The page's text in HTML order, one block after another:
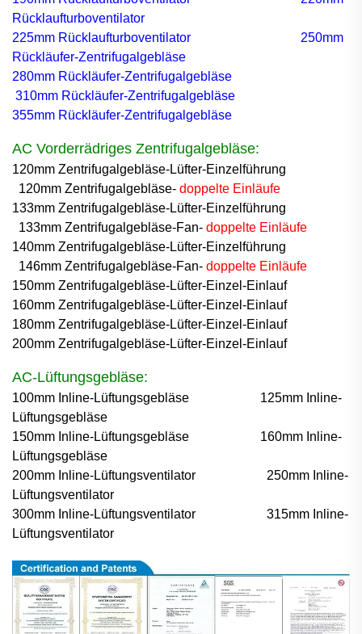
Rücklaufturboventilator
225mm Rücklaufturboventilator
250mm
Rückläufer-Zentrifugalgebläse
280mm Rückläufer-Zentrifugalgebläse
310mm Rückläufer-Zentrifugalgebläse
355mm Rückläufer-Zentrifugalgebläse
AC Vorderrädriges Zentrifugalgebläse:
120mm Zentrifugalgebläse-Lüfter-Einzelführung
120mm Zentrifugalgebläse- doppelte Einläufe
133mm Zentrifugalgebläse-Lüfter-Einzelführung
133mm Zentrifugalgebläse-Fan- doppelte Einläufe
140mm Zentrifugalgebläse-Lüfter-Einzelführung
146mm Zentrifugalgebläse-Fan- doppelte Einläufe
150mm Zentrifugalgebläse-Lüfter-Einzel-Einlauf
160mm Zentrifugalgebläse-Lüfter-Einzel-Einlauf
180mm Zentrifugalgebläse-Lüfter-Einzel-Einlauf
200mm Zentrifugalgebläse-Lüfter-Einzel-Einlauf
AC-Lüftungsgebläse:
100mm Inline-Lüftungsgebläse
125mm Inline-
Lüftungsgebläse
150mm Inline-Lüftungsgebläse
160mm Inline-
Lüftungsgebläse
200mm Inline-Lüftungsventilator
250mm Inline-
Lüftungsventilator
300mm Inline-Lüftungsventilator
315mm Inline-
Lüftungsventilator